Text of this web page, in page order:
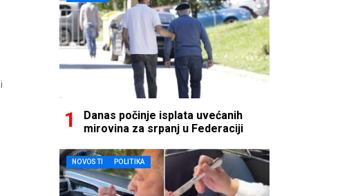
Danas počinje isplata uvećanih
mirovina za srpanj u Federaciji
NOVOSTI POLITIKA